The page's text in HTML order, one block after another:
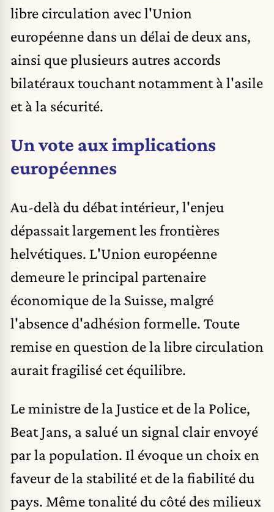
libre circulation avec l'Union
européenne dans un délai de deux ans,
ainsi que plusieurs autres accords
bilatéraux touchant notamment à l'asile
et à la sécurité.
Un vote aux implications
européennes
Au-delà du débat intérieur, l'enjeu
dépassait largement les frontières
helvétiques. L'Union européenne
demeure le principal partenaire
économique de la Suisse, malgré
l'absence d'adhésion formelle. Toute
remise en question de la libre circulation
aurait fragilisé cet équilibre.
Le ministre de la Justice et de la Police,
Beat Jans, a salué un signal clair envoyé
par la population. Il évoque un choix en
faveur de la stabilité et de la fiabilité du
pays. Même tonalité du côté des milieux